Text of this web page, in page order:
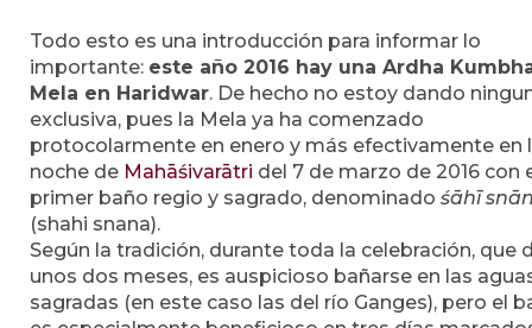
Todo esto es una introducción para informar lo
importante: este año 2016 hay una Ardha
Mela en Haridwar. De hecho no estoy dando
exclusiva, pues la Mela ya ha comenzado
protocolarmente en enero y más efectivamente en
noche de Mahāśivarātri del 7 de marzo de 2016 con
primer baño regio y sagrado, denominado śāhī
(shahi snana).
Según la tradición, durante toda la celebración, que
unos dos meses, es auspicioso bañarse en las
sagradas (en este caso las del río Ganges), pero el